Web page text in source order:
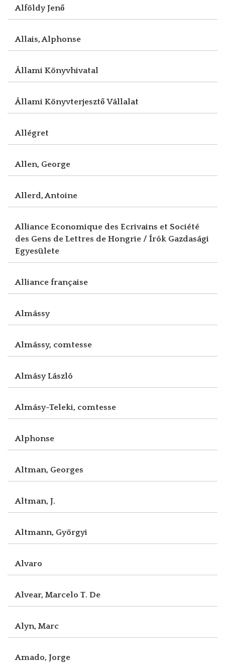
Alföldy Jenő
Allais, Alphonse
Állami Könyvhivatal
Állami Könyvterjesztő Vállalat
Allégret
Allen, George
Allerd, Antoine
Alliance Economique des Ecrivains et Société
des Gens de Lettres de Hongrie / Írók Gazdasági
Egyesülete
Alliance française
Almássy
Almássy, comtesse
Almásy László
Almásy-Teleki, comtesse
Alphonse
Altman, Georges
Altman, J.
Altmann, Györgyi
Alvaro
Alvear, Marcelo T. De
Alyn, Marc
Amado, Jorge